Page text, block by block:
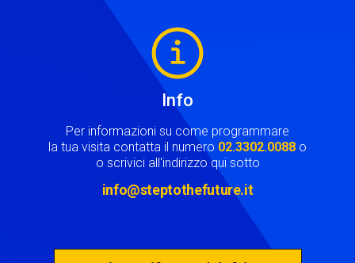
Info
Per informazioni su come programmare
la tua visita contatta il numero 02.3302.0088 o
o scrivici all'indirizzo qui sotto
info@steptothefuture.it